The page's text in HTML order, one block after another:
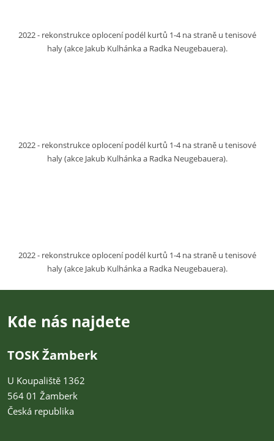
2022 - rekonstrukce oplocení podél kurtů 1-4 na straně u tenisové
haly (akce Jakub Kulhánka a Radka Neugebauera).
2022 - rekonstrukce oplocení podél kurtů 1-4 na straně u tenisové
haly (akce Jakub Kulhánka a Radka Neugebauera).
2022 - rekonstrukce oplocení podél kurtů 1-4 na straně u tenisové
haly (akce Jakub Kulhánka a Radka Neugebauera).
Kde nás najdete
TOSK Žamberk
U Koupaliště 1362
564 01 Žamberk
Česká republika